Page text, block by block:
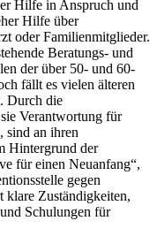
Hilfe in Anspruch und
Hilfe über
oder Familienmitglieder.
Beratungs- und
der über 50- und 60-
fällt es vielen älteren
Durch die
Verantwortung für
sind an ihren
Hintergrund der
für einen Neuanfang“,
gegen
klare Zuständigkeiten,
Schulungen für